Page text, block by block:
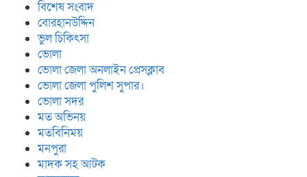
বিশেষ সংবাদ
বোরহানউদ্দিন
ভুল চিকিৎসা
ভোলা
ভোলা জেলা অনলাইন প্রেসক্লাব
ভোলা জেলা পুলিশ সুপার।
ভোলা সদর
মত অভিনয়
মতবিনিময়
মনপুরা
মাদক সহ আটক